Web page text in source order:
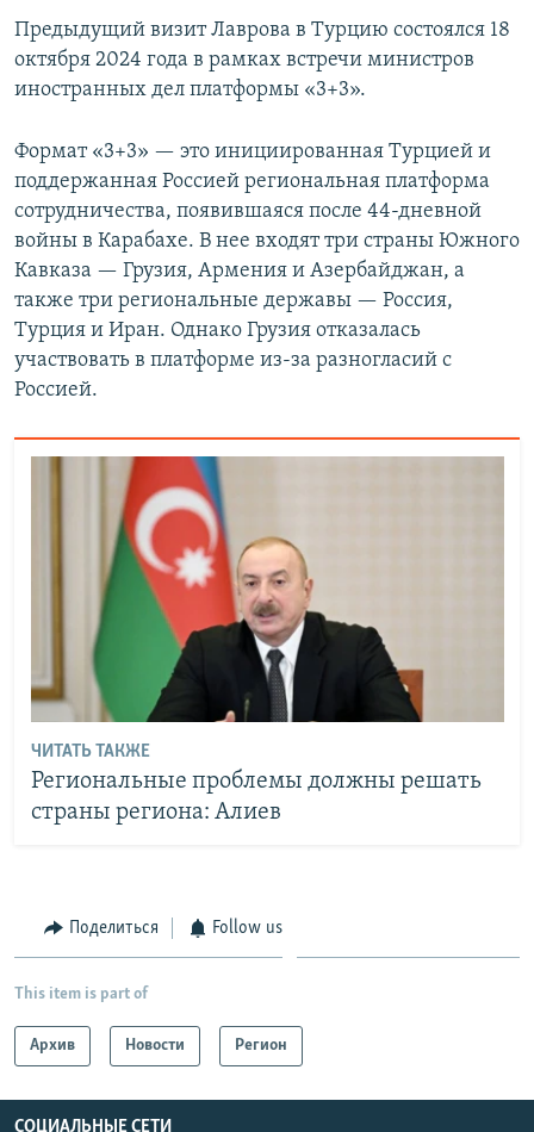
Предыдущий визит Лаврова в Турцию состоялся 18
октября 2024 года в рамках встречи министров
иностранных дел платформы «3+3».
Формат «3+3» — это инициированная Турцией и
поддержанная Россией региональная платформа
сотрудничества, появившаяся после 44-дневной
войны в Карабахе. В нее входят три страны Южного
Кавказа — Грузия, Армения и Азербайджан, а
также три региональные державы — Россия,
Турция и Иран. Однако Грузия отказалась
участвовать в платформе из-за разногласий с
Россией.
ЧИТАТЬ ТАКЖЕ
Региональные проблемы должны решать
страны региона: Алиев
Поделиться Follow us
This item is part of
Архив Новости Регион
СОЦИАЛЬНЫЕ СЕТИ